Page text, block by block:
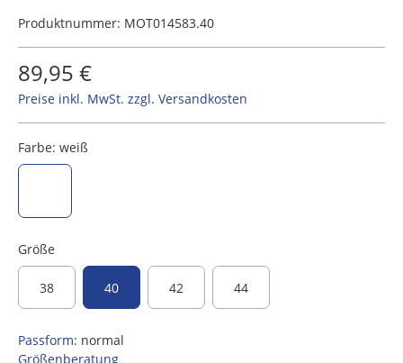
Produktnummer: MOT014583.40
89,95 €
Preise inkl. MwSt. zzgl. Versandkosten
Farbe: weiß
Größe
38 40 42 44
Passform: normal
Größenberatung